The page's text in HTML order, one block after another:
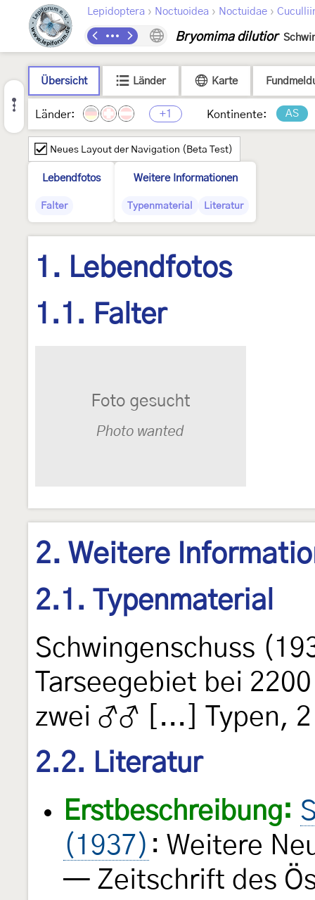
Lepidoptera › Noctuoidea › Noctuidae ›
Bryomima dilutior
Übersicht Länder Karte
Länder: +1 Kontinente: AS
Neues Layout der Navigation (Beta Test)
Lebendfotos
Falter
Weitere Informationen
Typenmaterial Literatur
1. Lebendfotos
1.1. Falter
2. Weitere
2.1. Typenmaterial
Schwingenschuss
Tarseegebiet bei
zwei ♂♂ [...] Typen,
2.2. Literatur
Erstbeschreibung:
(1937) : Weitere
— Zeitschrift des